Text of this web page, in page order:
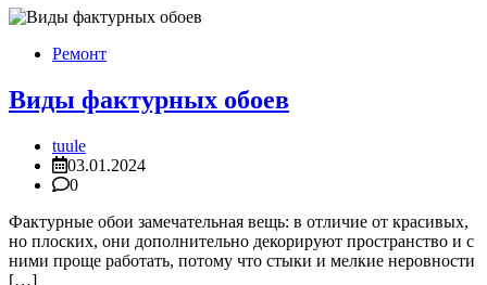
Ремонт
Виды фактурных обоев
tuule
03.01.2024
0
Фактурные обои замечательная вещь: в отличие от красивых,
но плоских, они дополнительно декорируют пространство и с
ними проще работать, потому что стыки и мелкие неровности
[…]